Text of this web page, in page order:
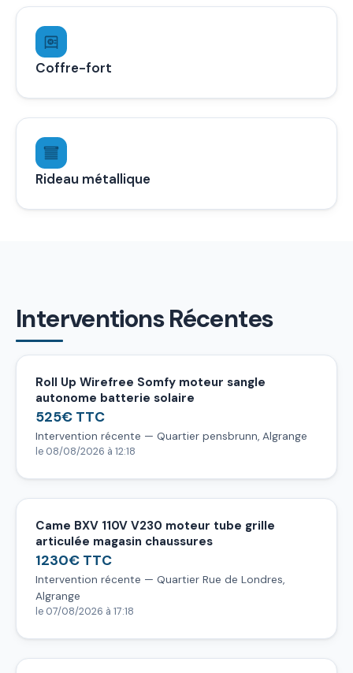
Coffre-fort
Rideau métallique
Interventions Récentes
Roll Up Wirefree Somfy moteur sangle
autonome batterie solaire
525€ TTC
Intervention récente — Quartier pensbrunn, Algrange
le 08/08/2026 à 12:18
Came BXV 110V V230 moteur tube grille
articulée magasin chaussures
1230€ TTC
Intervention récente — Quartier Rue de Londres,
Algrange
le 07/08/2026 à 17:18